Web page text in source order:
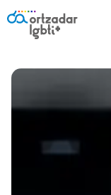
Personas
Bilbao Bizkaia
HARROladies
humanos